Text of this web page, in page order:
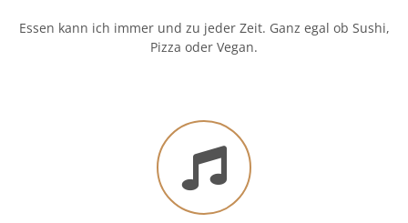
Essen kann ich immer und zu jeder Zeit. Ganz egal ob Sushi,
Pizza oder Vegan.